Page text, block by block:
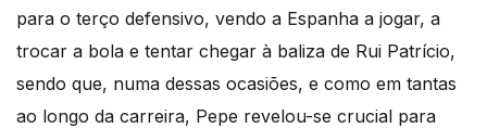
para o terço defensivo, vendo a Espanha a jogar, a
trocar a bola e tentar chegar à baliza de Rui Patrício,
sendo que, numa dessas ocasiões, e como em tantas
ao longo da carreira, Pepe revelou-se crucial para